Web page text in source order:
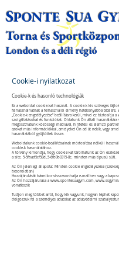
SPONTESUAG
Torna és
London és a déli régió
Cookie-i nyilatkozat
Cookie-k és hasonló technológiák
Ez a weboldal cookie-kat használ. A cookie-k kis szöveges
felhasználhatnak a felhasználói élmény hatékonyabbá
„Cookie-k engedélyezése” beállításra kerül, mivel ez biztosítja
szolgáltatásokat és funkciókat. Oldalunk Ön általi
megoszthatunk közösségi médiával, hirdetési és elemző
azokat más információkkal, amelyeket Ön ad át nekik, vagy
használatából gyűjtöttek össze.
Weboldalunk cookie-beállításainak módosítása nélküli
cookie-k használatához.
A törvény kimondja, hogy cookie-kat tárolhatunk az Ön
a site. 5-5fbad5cf58d_5-6fb9b0315-8c. minden más típusú süti.
Az Ön jelenlegi állapota: Minden cookie engedélyezése
besorolatlan)
Hozzájárulását bármikor visszavonhatja e-mailben vagy a
Az Ön hozzájárulása a www.spontesuagym.com,
vonatkozik
Tudjon meg többet arról, hogy kik vagyunk, hogyan léphet
dolgozzuk fel a személyes adatokat az adatvédelmi